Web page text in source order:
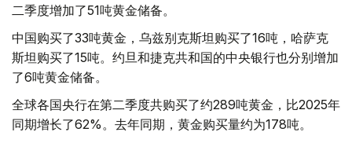
二季度增加了51吨黄金储备。
中国购买了33吨黄金，乌兹别克斯坦购买了16吨，哈萨克
斯坦购买了15吨。约旦和捷克共和国的中央银行也分别增加
了6吨黄金储备。
全球各国央行在第二季度共购买了约289吨黄金，比2025年
同期增长了62%。去年同期，黄金购买量约为178吨。